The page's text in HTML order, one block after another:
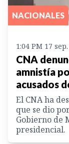
NACIONALES
1:04 PM 17
CNA
amnistía
acusados
El CNA ha
que se dio
Gobierno de
presidencial.